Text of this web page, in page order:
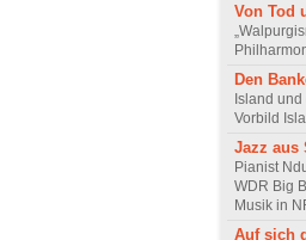
Von Tod
Den
Island
Vorbild
Jazz aus
Pianist
WDR Big
Musik in
Auf sich